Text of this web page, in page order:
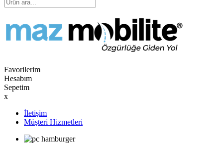
Favorilerim
Hesabım
Sepetim
x
İletişim
Müşteri Hizmetleri